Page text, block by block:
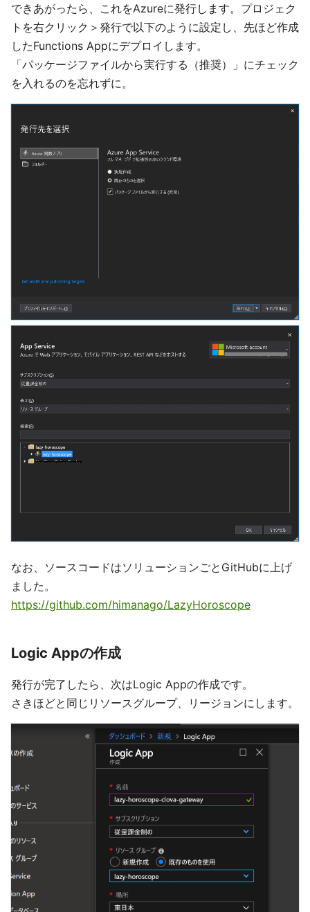
できあがったら、これをAzureに発行します。プロジェク
トを右クリック＞発行で以下のように設定し、先ほど作成
したFunctions Appにデプロイします。
「パッケージファイルから実行する（推奨）」にチェック
を入れるのを忘れずに。
なお、ソースコードはソリューションごとGitHubに上げ
ました。
https://github.com/himanago/LazyHoroscope
Logic Appの作成
発行が完了したら、次はLogic Appの作成です。
さきほどと同じリソースグループ、リージョンにします。